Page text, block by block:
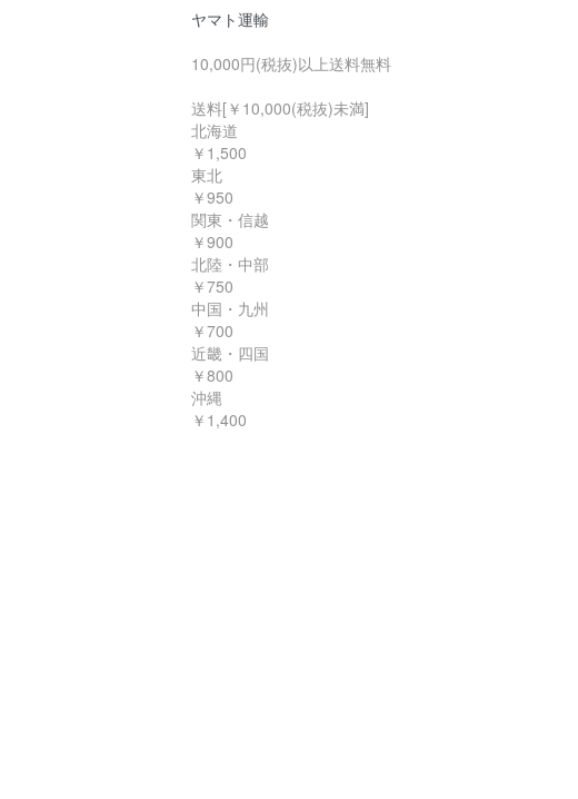
ヤマト運輸
10,000円(税抜)以上送料無料
送料[￥10,000(税抜)未満]
北海道
￥1,500
東北
￥950
関東・信越
￥900
北陸・中部
￥750
中国・九州
￥700
近畿・四国
￥800
沖縄
￥1,400